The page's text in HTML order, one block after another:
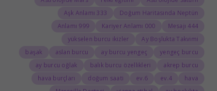
Doğum Haritasında Neptün
333 Aşk Anlamı
444 Mesajı
000 Kariyer Anlamı
999 Anlamı
Ay Boşlukta Takvimi
yükselen burcu ikizler
yengeç burcu
ay burcu yengeç
aslan burcu
başak
akrep burcu
balık burcu özellikleri
ay burcu oğlak
hava
4.ev
6.ev
doğum saati
hava burçları